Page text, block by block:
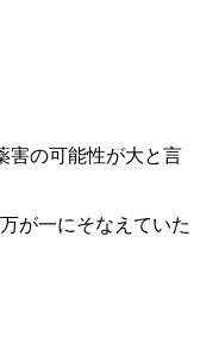
害の可能性が大と言
が一にそなえていた